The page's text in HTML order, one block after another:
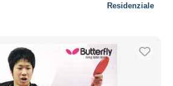
Residenziale